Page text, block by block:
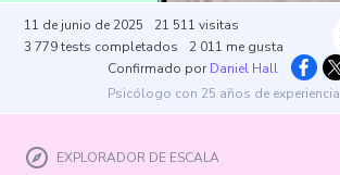
11 de junio de 2025 21 511 visitas
3 779 tests completados 2 011 me gusta
Confirmado por Daniel Hall
Psicólogo con 25 años de experiencia
EXPLORADOR DE ESCALA